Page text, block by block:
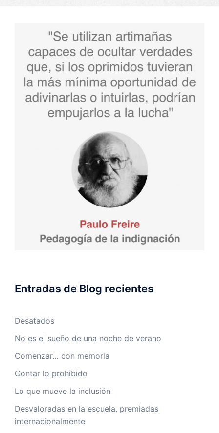
Entradas de Blog recientes
Desatados
No es el sueño de una noche de verano
Comenzar… con memoria
Contar lo prohibido
Lo que mueve la inclusión
Desvaloradas en la escuela, premiadas
internacionalmente